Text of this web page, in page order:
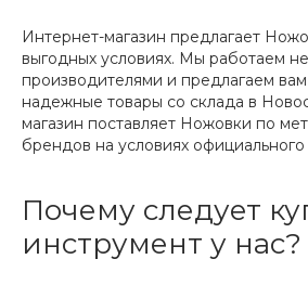
Интернет-магазин предлагает
выгодных условиях. Мы работаем
производителями и предлагаем
надежные товары со склада в
магазин поставляет Ножовки по
брендов на условиях официального
Почему следует
инструмент у нас?